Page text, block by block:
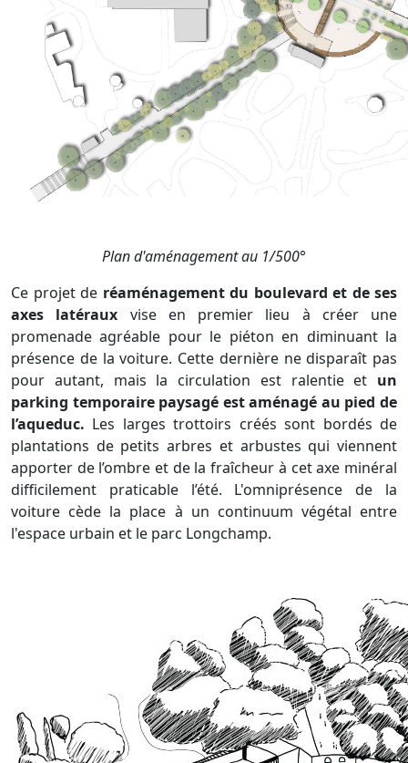
Plan d'aménagement au 1/500°
Ce projet de réaménagement du boulevard et de ses
axes latéraux vise en premier lieu à créer une
promenade agréable pour le piéton en diminuant la
présence de la voiture. Cette dernière ne disparaît pas
pour autant, mais la circulation est ralentie et un
parking temporaire paysagé est aménagé au pied de
l’aqueduc. Les larges trottoirs créés sont bordés de
plantations de petits arbres et arbustes qui viennent
apporter de l’ombre et de la fraîcheur à cet axe minéral
difficilement praticable l’été. L'omniprésence de la
voiture cède la place à un continuum végétal entre
l'espace urbain et le parc Longchamp.